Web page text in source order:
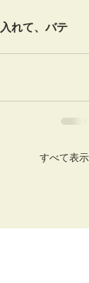
れて、バテ
すべて表示